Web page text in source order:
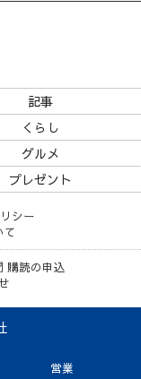
記事
くらし
グルメ
プレゼント
シー
て
購読の申込
営業